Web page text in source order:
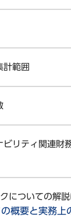
計範囲
リティ関連
についての解
概要と実務